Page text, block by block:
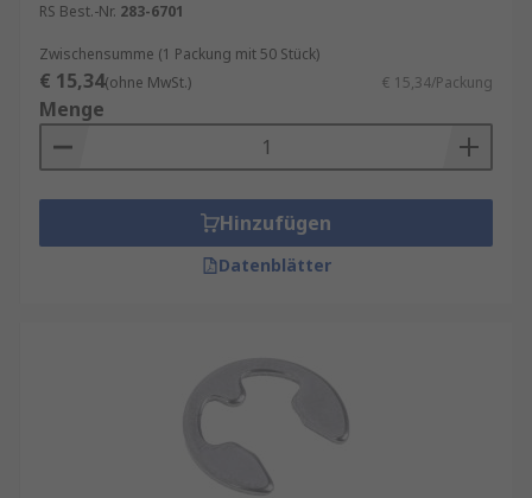
RS Best.-Nr. 283-6701
Zwischensumme (1 Packung mit 50 Stück)
€ 15,34(ohne MwSt.) € 15,34/Packung
Menge
Hinzufügen
Datenblätter